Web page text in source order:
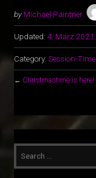
by Michael Paintner
Updated: 4. März 2021
Category: Session-Time
← Christmastime is here!